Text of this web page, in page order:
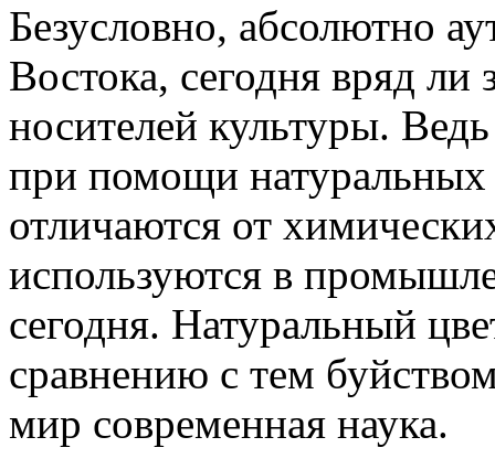
Безусловно, абсолютно
Востока, сегодня вряд ли
носителей культуры.
при помощи натуральных
отличаются от
используются в
сегодня. Натуральный
сравнению с тем
мир современная наука.